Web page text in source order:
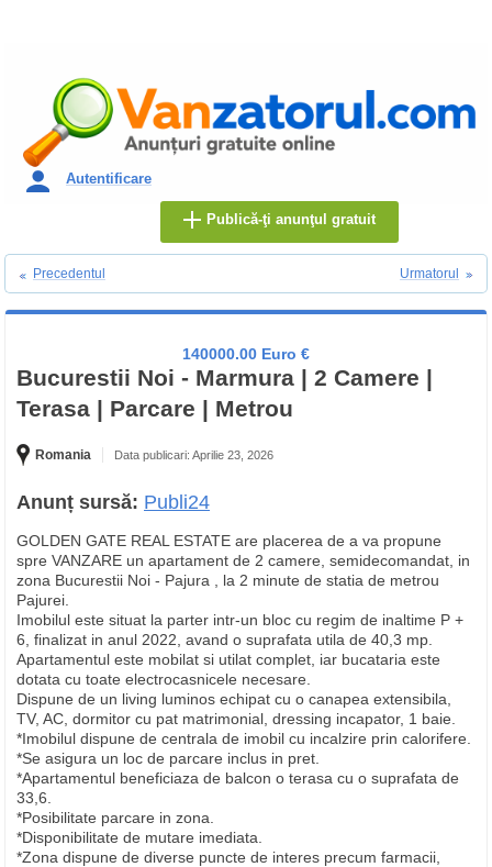
Autentificare
Publică-ţi anunţul gratuit
Precedentul Urmatorul
140000.00 Euro €
Bucurestii Noi - Marmura | 2 Camere |
Terasa | Parcare | Metrou
Romania Data publicari: Aprilie 23, 2026
Anunț sursă: Publi24
GOLDEN GATE REAL ESTATE are placerea de a va propune
spre VANZARE un apartament de 2 camere, semidecomandat, in
zona Bucurestii Noi - Pajura , la 2 minute de statia de metrou
Pajurei.
Imobilul este situat la parter intr-un bloc cu regim de inaltime P +
6, finalizat in anul 2022, avand o suprafata utila de 40,3 mp.
Apartamentul este mobilat si utilat complet, iar bucataria este
dotata cu toate electrocasnicele necesare.
Dispune de un living luminos echipat cu o canapea extensibila,
TV, AC, dormitor cu pat matrimonial, dressing incapator, 1 baie.
*Imobilul dispune de centrala de imobil cu incalzire prin calorifere.
*Se asigura un loc de parcare inclus in pret.
*Apartamentul beneficiaza de balcon o terasa cu o suprafata de
33,6.
*Posibilitate parcare in zona.
*Disponibilitate de mutare imediata.
*Zona dispune de diverse puncte de interes precum farmacii,